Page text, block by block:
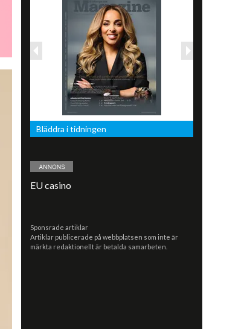
Bläddra i tidningen
EU casino
Sponsrade artiklar
Artiklar publicerade på webbplatsen som inte är
märkta redaktionellt är betalda samarbeten.